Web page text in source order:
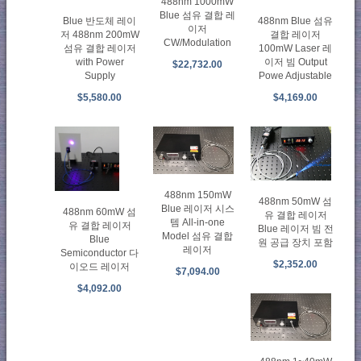
Blue 반도체 레이
저 488nm 200mW
섬유 결합 레이저
with Power
Supply
$5,580.00
Blue 섬유 결합 레
이저
CW/Modulation
$22,732.00
488nm Blue 섬유
결합 레이저
100mW Laser 레
이저 빔 Output
Powe Adjustable
$4,169.00
488nm 60mW 섬
유 결합 레이저
Blue
Semiconductor 다
이오드 레이저
$4,092.00
488nm 150mW
Blue 레이저 시스
템 All-in-one
Model 섬유 결합
레이저
$7,094.00
488nm 50mW 섬
유 결합 레이저
Blue 레이저 빔 전
원 공급 장치 포함
$2,352.00